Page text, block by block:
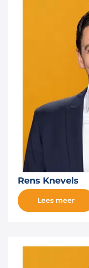
Rens Knevels
Lees meer